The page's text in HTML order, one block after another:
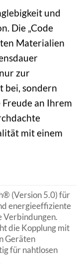
und
Die „Code
Materialien
zur
bei, sondern
Freude an Ihrem
mit einem
(Version 5.0) für
energieeffiziente
Verbindungen.
die Kopplung mit
Geräten
für nahtlosen